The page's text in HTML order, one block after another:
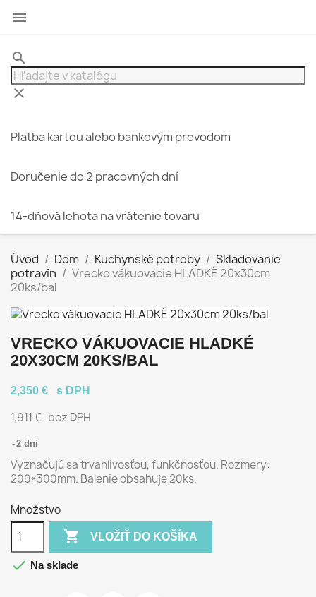

search
clear
Platba kartou alebo bankovým prevodom
Doručenie do 2 pracovných dní
14-dňová lehota na vrátenie tovaru
Úvod Dom Kuchynské potreby
Skladovanie
potravín
Vrecko vákuovacie HLADKÉ 20x30cm
20ks/bal
VRECKO VÁKUOVACIE HLADKÉ
20X30CM 20KS/BAL
2,350 € s DPH
1,911 € bez DPH
2 dni
Vyznačujú sa trvanlivosťou, funkčnosťou. Rozmery:
200×300mm. Balenie obsahuje 20ks.
Množstvo
 VLOŽIŤ DO KOŠÍKA
 Na sklade